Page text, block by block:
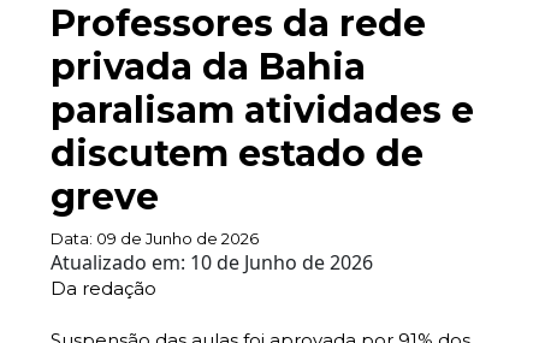
Professores da rede
privada da Bahia
paralisam atividades e
discutem estado de
greve
Data: 09 de Junho de 2026
Atualizado em: 10 de Junho de 2026
Da redação